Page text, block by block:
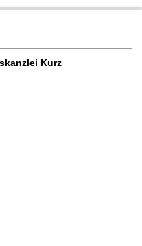
Kurz